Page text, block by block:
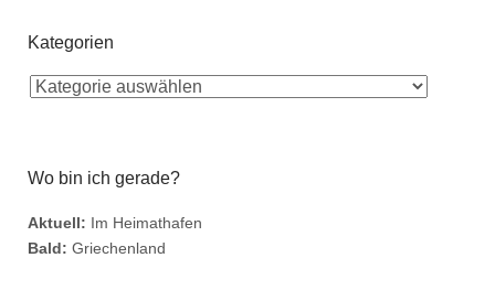
Kategorien
Wo bin ich gerade?
Aktuell: Im Heimathafen
Bald: Griechenland